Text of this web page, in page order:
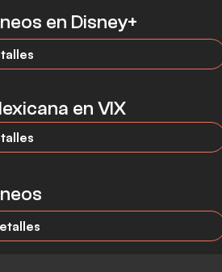
en Disney+
en VIX